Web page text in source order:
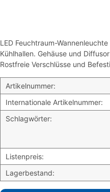
LED Feuchtraum-
Kühlhallen. Gehäuse und
Rostfreie Verschlüsse und
Artikelnummer:
Internationale Artikelnummer:
Schlagwörter:
Listenpreis:
Lagerbestand: